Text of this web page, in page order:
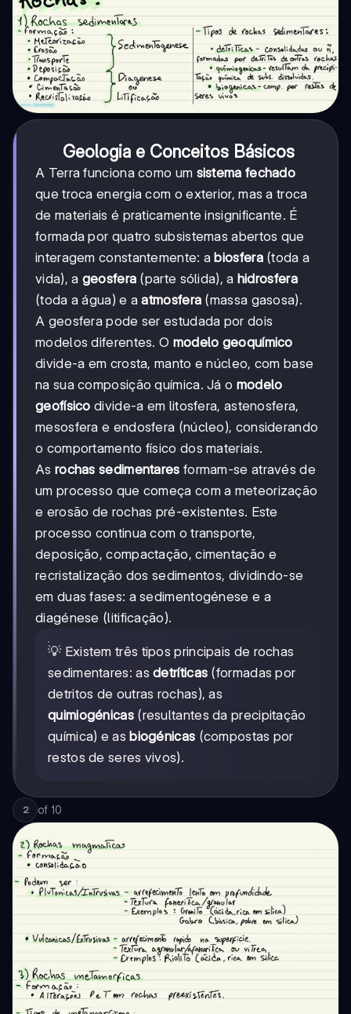
Geologia e Conceitos Básicos
A Terra funciona como um sistema fechado
que troca energia com o exterior, mas a troca
de materiais é praticamente insignificante. É
formada por quatro subsistemas abertos que
interagem constantemente: a biosfera(toda a
vida), a geosfera (parte sólida), a hidrosfera
(toda a água) e aatmosfera (massa gasosa).
A geosfera pode ser estudada por dois
modelos diferentes. O modelo geoquímico
divide-a em crosta, manto e núcleo, com base
na sua composição química. Já o modelo
geofísico divide-a em litosfera, astenosfera,
mesosfera e endosfera (núcleo), considerando
o comportamento físico dos materiais.
As rochas sedimentares formam-se através de
um processo que começa com a meteorização
e erosão de rochas pré-existentes. Este
processo continua com o transporte,
deposição, compactação, cimentação e
recristalização dos sedimentos, dividindo-se
em duas fases: a sedimentogénese e a
diagénese (litificação).
💡 Existem três tipos principais de rochas
sedimentares: asdetríticas (formadas por
detritos de outras rochas), as
quimiogénicas(resultantes da precipitação
química) e as biogénicas (compostas por
restos de seres vivos).
2 of 10